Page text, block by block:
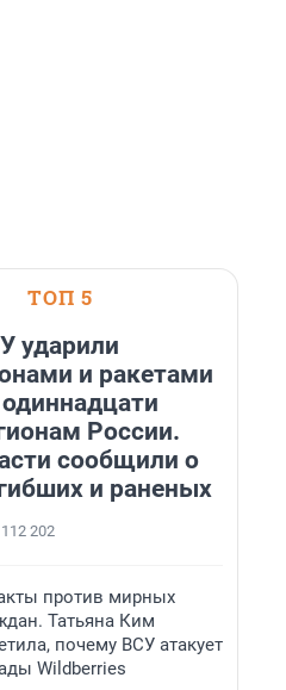
ТОП 5
ударили
и ракетами
России.
сообщили о
и раненых
112 202
против мирных
Татьяна Ким
почему ВСУ атакует
Wildberries